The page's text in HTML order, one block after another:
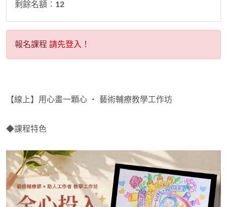
剩餘名額： 12
報名課程 請先登入 ！
【線上】用心畫一顆心 ‧ 藝術輔療教學工作坊
◆課程特色